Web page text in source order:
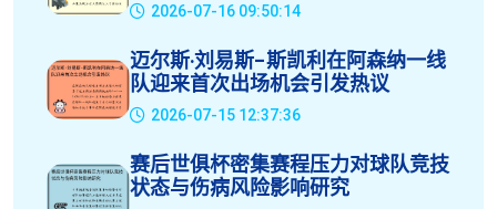
2026-07-16 09:50:14
迈尔斯·刘易斯-斯凯利在阿森纳一线
队迎来首次出场机会引发热议
2026-07-15 12:37:36
赛后世俱杯密集赛程压力对球队竞技
状态与伤病风险影响研究